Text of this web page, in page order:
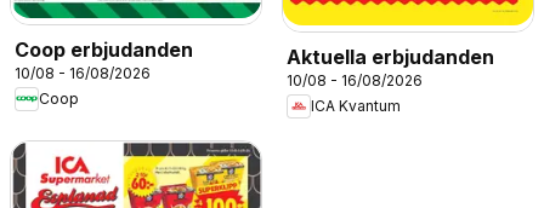
Coop erbjudanden
10/08 - 16/08/2026
Coop
Aktuella erbjudanden
10/08 - 16/08/2026
ICA Kvantum